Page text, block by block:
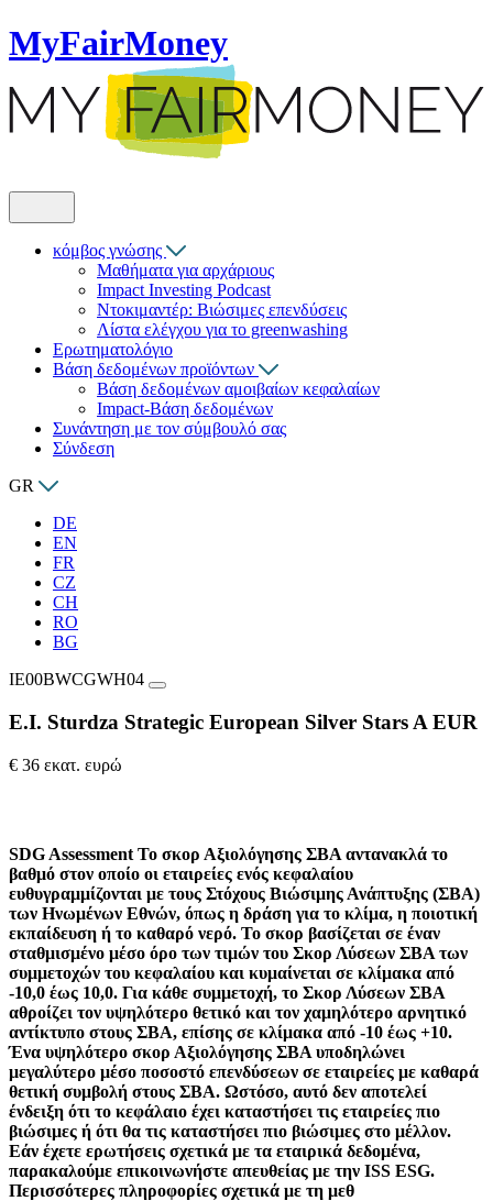
MyFairMoney
κόμβος γνώσης
Μαθήματα για αρχάριους
Impact Investing Podcast
Ντοκιμαντέρ: Βιώσιμες επενδύσεις
Λίστα ελέγχου για το greenwashing
Ερωτηματολόγιο
Βάση δεδομένων προϊόντων
Βάση δεδομένων αμοιβαίων κεφαλαίων
Impact-Βάση δεδομένων
Συνάντηση με τον σύμβουλό σας
Σύνδεση
GR
DE
EN
FR
CZ
CH
RO
BG
IE00BWCGWH04
E.I. Sturdza Strategic European Silver Stars A EUR
€ 36 εκατ. ευρώ
SDG Assessment Το σκορ Αξιολόγησης ΣΒΑ αντανακλά το
βαθμό στον οποίο οι εταιρείες ενός κεφαλαίου
ευθυγραμμίζονται με τους Στόχους Βιώσιμης Ανάπτυξης (ΣΒΑ)
των Ηνωμένων Εθνών, όπως η δράση για το κλίμα, η ποιοτική
εκπαίδευση ή το καθαρό νερό. Το σκορ βασίζεται σε έναν
σταθμισμένο μέσο όρο των τιμών του Σκορ Λύσεων ΣΒΑ των
συμμετοχών του κεφαλαίου και κυμαίνεται σε κλίμακα από
-10,0 έως 10,0. Για κάθε συμμετοχή, το Σκορ Λύσεων ΣΒΑ
αθροίζει τον υψηλότερο θετικό και τον χαμηλότερο αρνητικό
αντίκτυπο στους ΣΒΑ, επίσης σε κλίμακα από -10 έως +10.
Ένα υψηλότερο σκορ Αξιολόγησης ΣΒΑ υποδηλώνει
μεγαλύτερο μέσο ποσοστό επενδύσεων σε εταιρείες με καθαρά
θετική συμβολή στους ΣΒΑ. Ωστόσο, αυτό δεν αποτελεί
ένδειξη ότι το κεφάλαιο έχει καταστήσει τις εταιρείες πιο
βιώσιμες ή ότι θα τις καταστήσει πιο βιώσιμες στο μέλλον.
Εάν έχετε ερωτήσεις σχετικά με τα εταιρικά δεδομένα,
παρακαλούμε επικοινωνήστε απευθείας με την ISS ESG.
Περισσότερες πληροφορίες σχετικά με τη μεθ